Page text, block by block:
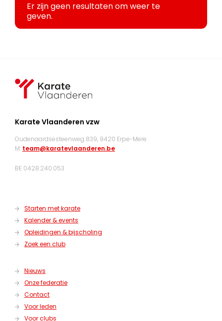
Er zijn geen resultaten om weer te
geven.
Karate Vlaanderen vzw
Oudenaardsesteenweg 839, 9420 Erpe-Mere
M: team@karatevlaanderen.be
BE 0428.240.053
Starten met karate
Kalender & events
Opleidingen & bijscholing
Zoek een club
Nieuws
Onze federatie
Contact
Voor leden
Voor clubs